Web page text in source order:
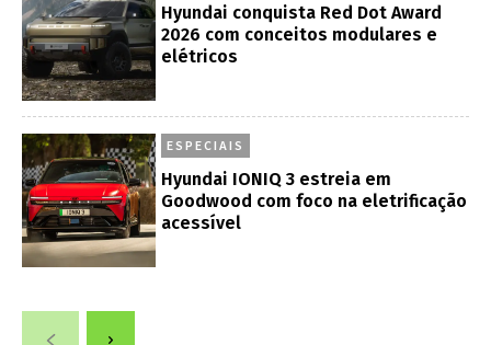
Hyundai conquista Red Dot Award
2026 com conceitos modulares e
elétricos
ESPECIAIS
Hyundai IONIQ 3 estreia em
Goodwood com foco na eletrificação
acessível